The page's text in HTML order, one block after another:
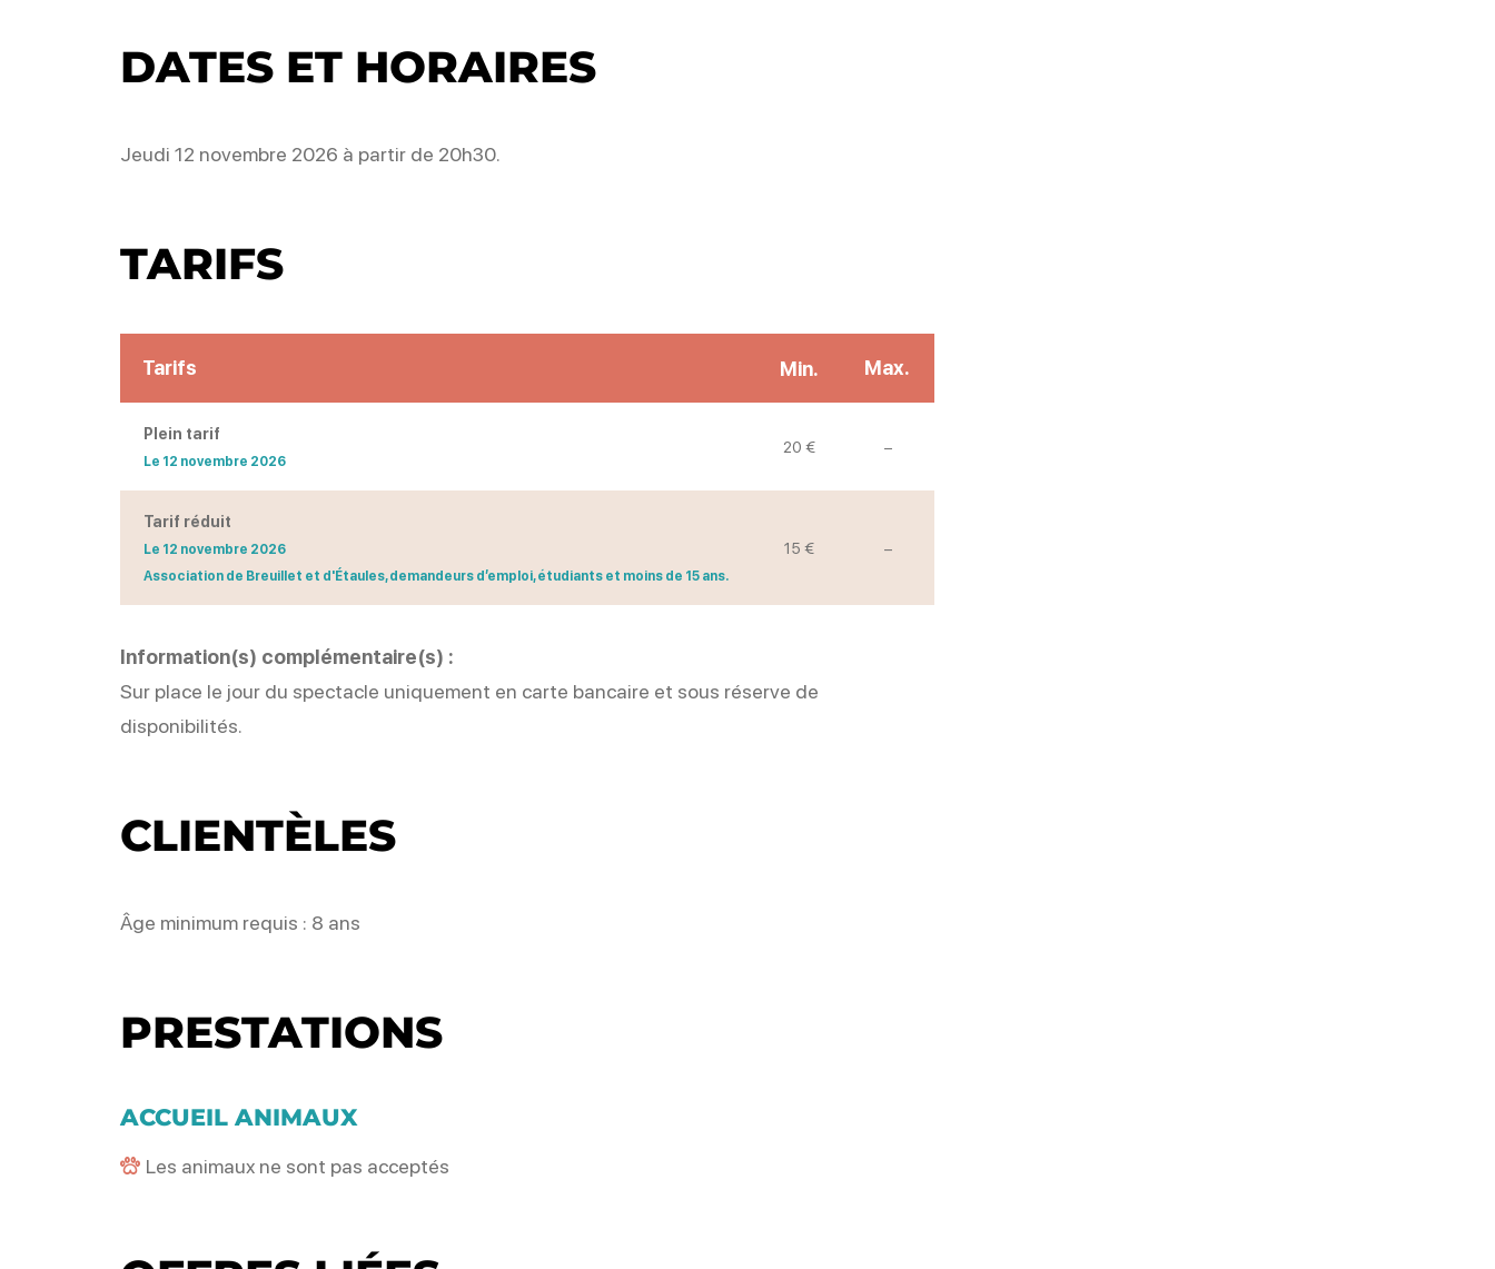
DATES ET HORAIRES
Jeudi 12 novembre 2026 à partir de 20h30.
TARIFS
Tarifs Min. Max.
Plein tarif
Le 12 novembre 2026
20 € –Non communiqué
Tarif réduit
Le 12 novembre 2026
Association de Breuillet et d'Étaules, demandeurs d’emploi, étudiants et moins de 15 ans.
15 € –Non communiqué
Information(s) complémentaire(s) :
Sur place le jour du spectacle uniquement en carte bancaire et sous réserve de
disponibilités.
CLIENTÈLES
Âge minimum requis : 8 ans
PRESTATIONS
ACCUEIL ANIMAUX
Les animaux ne sont pas acceptés